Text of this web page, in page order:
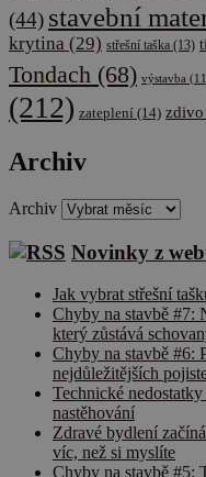
(44) stavební
krytina (29) střešní taška (13)
Tondach (68) výstavba
(212) zateplení (14) zdivo
Archiv
Archiv
Novinky z
Jak vybrat střešní
Chyby na stavbě #7:
který zůstává
Chyby na stavbě #6:
nejdůležitějších
Technické
nastěhování
Zdravé bydlení
víc, než si myslíte
Chyby na stavbě #5: